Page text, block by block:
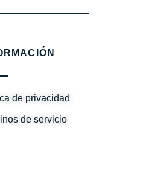
de privacidad
de servicio